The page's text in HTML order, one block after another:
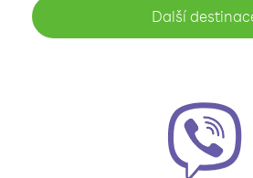
Další